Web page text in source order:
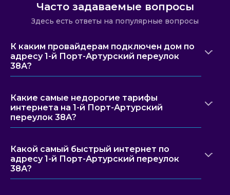
Часто задаваемые вопросы
Здесь есть ответы на популярные вопросы
К каким провайдерам подключен дом по
адресу 1-й Порт-Артурский переулок
38А?
Какие самые недорогие тарифы
интернета на 1-й Порт-Артурский
переулок 38А?
Какой самый быстрый интернет по
адресу 1-й Порт-Артурский переулок
38А?